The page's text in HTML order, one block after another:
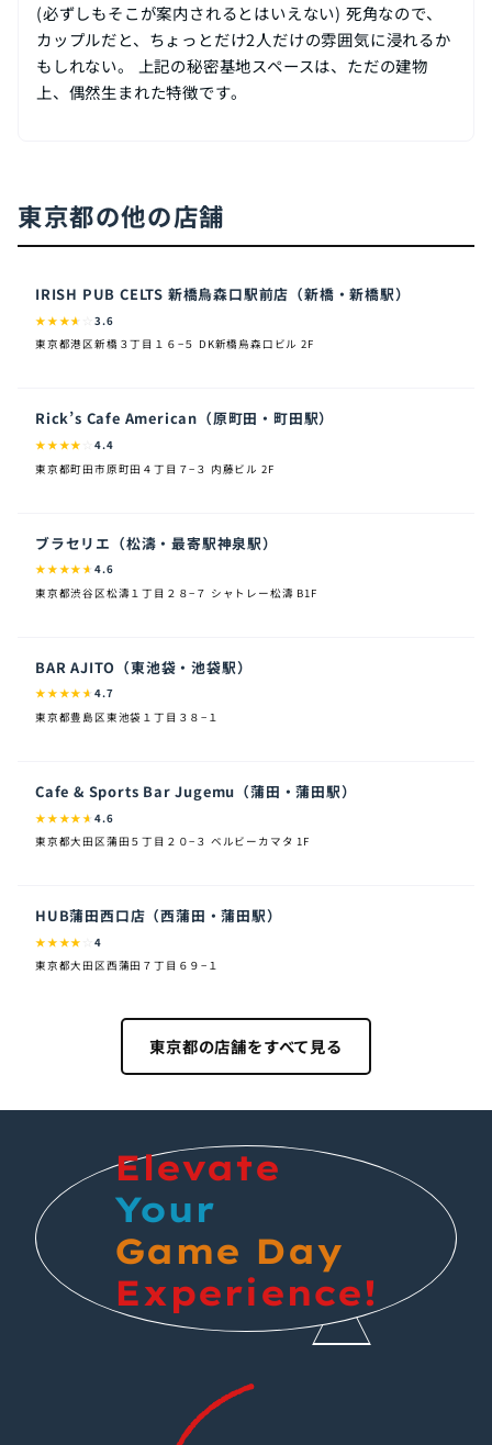
(必ずしもそこが案内されるとはいえない) 死角なので、
カップルだと、ちょっとだけ2人だけの雰囲気に浸れるか
もしれない。 上記の秘密基地スペースは、ただの建物
上、偶然生まれた特徴です。
東京都の他の店舗
IRISH PUB CELTS 新橋烏森口駅前店（新橋・新橋駅）
★★★★ ☆3.6
東京都港区新橋３丁目１６−５ DK新橋烏森口ビル 2F
Rick’s Cafe American（原町田・町田駅）
★★★★ ☆4.4
東京都町田市原町田４丁目７−３ 内藤ビル 2F
ブラセリエ（松濤・最寄駅神泉駅）
★★★★★4.6
東京都渋谷区松濤１丁目２８−７ シャトレー松濤 B1F
BAR AJITO（東池袋・池袋駅）
★★★★★4.7
東京都豊島区東池袋１丁目３８−１
Cafe & Sports Bar Jugemu（蒲田・蒲田駅）
★★★★★4.6
東京都大田区蒲田５丁目２０−３ ベルビーカマタ 1F
HUB蒲田西口店（西蒲田・蒲田駅）
★★★★ ☆4
東京都大田区西蒲田７丁目６９−１
東京都の店舗をすべて見る
Elevate
Your
Game Day
Experience!